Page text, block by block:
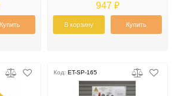
Купить
947 ₽
В корзину Купить
Код: ET-SP-165